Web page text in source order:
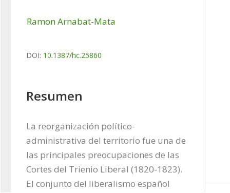
Ramon Arnabat-Mata
DOI: 10.1387/hc.25860
Resumen
La reorganización político-
administrativa del territorio fue una de
las principales preocupaciones de las
Cortes del Trienio Liberal (1820-1823).
El conjunto del liberalismo español